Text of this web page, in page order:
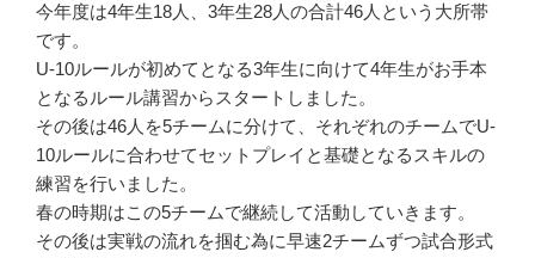
今年度は4年生18人、3年生28人の合計46人という大所帯
です。
U-10ルールが初めてとなる3年生に向けて4年生がお手本
となるルール講習からスタートしました。
その後は46人を5チームに分けて、それぞれのチームでU-
10ルールに合わせてセットプレイと基礎となるスキルの
練習を行いました。
春の時期はこの5チームで継続して活動していきます。
その後は実戦の流れを掴む為に早速2チームずつ試合形式